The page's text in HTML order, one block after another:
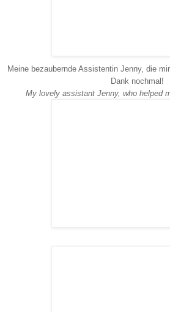
Meine bezaubernde Assistentin Jenny, die
Dank nochmal!
My lovely assistant Jenny, who helped